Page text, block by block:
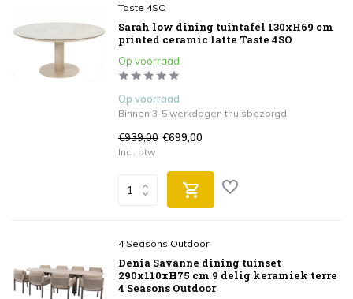
Taste 4SO
Sarah low dining tuintafel 130xH69 cm
printed ceramic latte Taste 4SO
Op voorraad
Op voorraad
Binnen 3-5 werkdagen thuisbezorgd.
€939,00 €699,00
Incl. btw
4 Seasons Outdoor
Denia Savanne dining tuinset
290x110xH75 cm 9 delig keramiek terre
4 Seasons Outdoor